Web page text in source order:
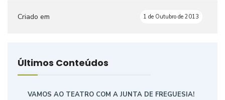
Criado em 1 de Outubro de 2013
Últimos Conteúdos
VAMOS AO TEATRO COM A JUNTA DE FREGUESIA!